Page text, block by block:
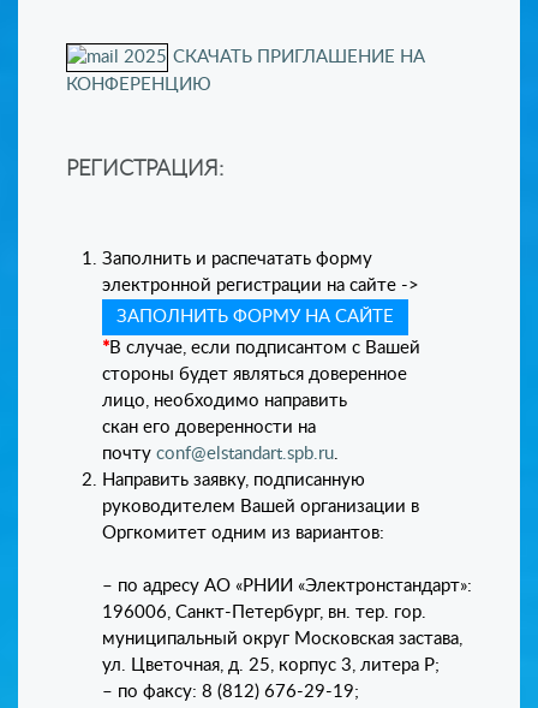
СКАЧАТЬ ПРИГЛАШЕНИЕ НА
КОНФЕРЕНЦИЮ
РЕГИСТРАЦИЯ:
Заполнить и распечатать форму
электронной регистрации на сайте ->
ЗАПОЛНИТЬ ФОРМУ НА САЙТЕ
*В случае, если подписантом с Вашей
стороны будет являться доверенное
лицо, необходимо направить
скан его доверенности на
почту conf@elstandart.spb.ru.
Направить заявку, подписанную
руководителем Вашей организации в
Оргкомитет одним из вариантов:
– по адресу АО «РНИИ «Электронстандарт»:
196006, Санкт-Петербург, вн. тер. гор.
муниципальный округ Московская застава,
ул. Цветочная, д. 25, корпус 3, литера Р;
– по факсу: 8 (812) 676-29-19;